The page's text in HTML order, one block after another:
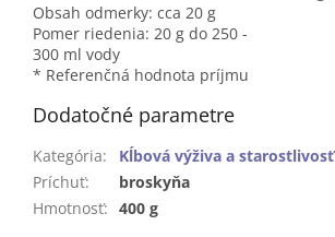
Obsah odmerky: cca 20 g
Pomer riedenia: 20 g do 250 -
300 ml vody
* Referenčná hodnota príjmu
Dodatočné parametre
Kategória:
Kĺbová výživa a starostlivosť
Príchuť:
broskyňa
Hmotnosť: 400 g